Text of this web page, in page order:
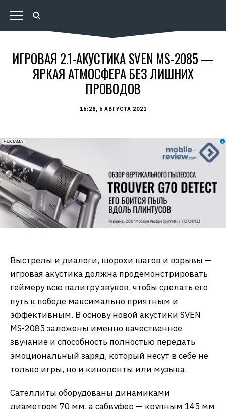
ИГРОВАЯ 2.1-АКУСТИКА SVEN MS-2085 —
ЯРКАЯ АТМОСФЕРА БЕЗ ЛИШНИХ
ПРОВОДОВ
16:28, 6 АВГУСТА 2021
erid: 2VfnxxmNzs5
РЕКЛАМА
Выстрелы и диалоги, шорохи шагов и взрывы —
игровая акустика должна продемонстрировать
геймеру всю палитру звуков, чтобы сделать его
путь к победе максимально приятным и
эффективным. В основу новой акустики SVEN
MS-2085 заложены именно качественное
звучание и способность полностью передать
эмоциональный заряд, который несут в себе не
только игры, но и киноленты или музыка.
Сателлиты оборудованы динамиками
диаметром 70 мм, а сабвуфер — крупным 145 мм